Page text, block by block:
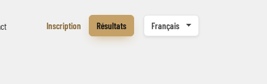
Inscription Résultats Français